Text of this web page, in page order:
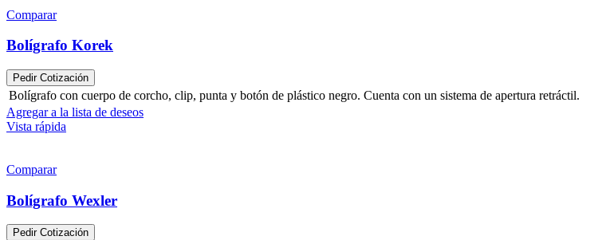
Comparar
Bolígrafo Korek
Pedir Cotización
Bolígrafo con cuerpo de corcho, clip, punta y botón de plástico negro. Cuenta con un sistema de apertura retráctil.
Agregar a la lista de deseos
Vista rápida
Comparar
Bolígrafo Wexler
Pedir Cotización